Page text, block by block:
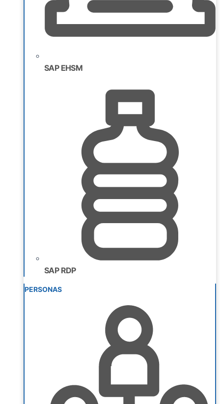
SAP EHSM
SAP RDP
PERSONAS